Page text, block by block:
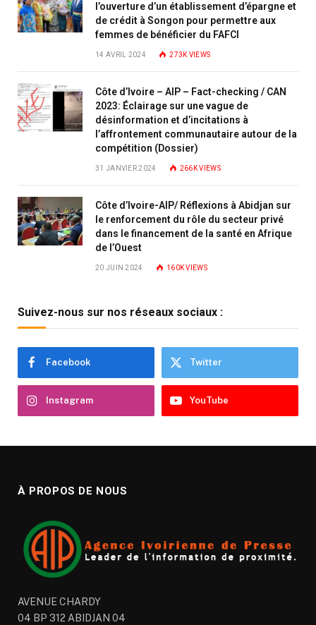
l’ouverture d’un établissement d’épargne et
de crédit à Songon pour permettre aux
femmes de bénéficier du FAFCI
14 AVRIL 2024 273K VIEWS
Côte d’Ivoire – AIP – Fact-checking / CAN
2023: Éclairage sur une vague de
désinformation et d’incitations à
l’affrontement communautaire autour de la
compétition (Dossier)
31 JANVIER 2024 266KVIEWS
Côte d’Ivoire-AIP/ Réflexions à Abidjan sur
le renforcement du rôle du secteur privé
dans le financement de la santé en Afrique
de l’Ouest
20 JUIN 2024 160KVIEWS
Suivez-nous sur nos réseaux sociaux :
Facebook Twitter
Instagram YouTube
À PROPOS DE NOUS
AVENUE CHARDY
04 BP 312 ABIDJAN 04